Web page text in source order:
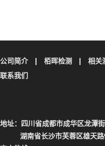
公司简介 栢晖检测 相关
联系我们
地址：四川省成都市成华区龙潭
湖南省长沙市芙蓉区雄天路